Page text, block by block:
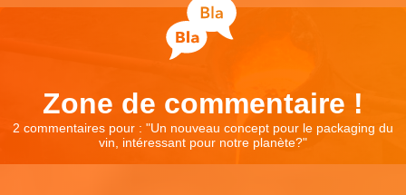
Zone de commentaire !
2 commentaires pour : "Un nouveau concept pour le packaging du
vin, intéressant pour notre planète?"